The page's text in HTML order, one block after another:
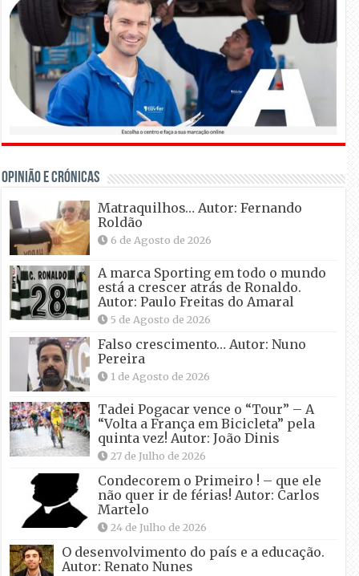
OPINIÃO E CRÓNICAS
Matraquilhos… Autor: Fernando
Roldão
6 de Agosto de 2026
A marca Sporting em todo o mundo
está a crescer atrás de Ronaldo.
Autor: Paulo Freitas do Amaral
5 de Agosto de 2026
Falso crescimento… Autor: Nuno
Pereira
1 de Agosto de 2026
Tadei Pogacar vence o “Tour” – A
“Volta a França em Bicicleta” pela
quinta vez! Autor: João Dinis
27 de Julho de 2026
Condecorem o Primeiro ! – que ele
não quer ir de férias! Autor: Carlos
Martelo
24 de Julho de 2026
O desenvolvimento do país e a educação.
Autor: Renato Nunes